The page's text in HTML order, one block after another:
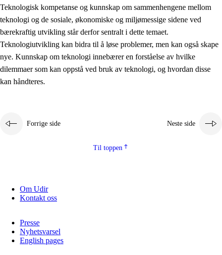
2.5 Tverrfaglige temaer
2.5.1 Folkehelse og livsmestring
2.5.2 Demokrati og medborgerskap
2.5.3 Bærekraftig utvikling
Teknologisk kompetanse og kunnskap om sammenhengene mellom
teknologi og de sosiale, økonomiske og miljømessige sidene ved
bærekraftig utvikling står derfor sentralt i dette temaet.
Teknologiutvikling kan bidra til å løse problemer, men kan også skape
nye. Kunnskap om teknologi innebærer en forståelse av hvilke
dilemmaer som kan oppstå ved bruk av teknologi, og hvordan disse
kan håndteres.
Forrige side Neste side
Til toppen
Om Udir
Kontakt oss
Presse
Nyhetsvarsel
English pages